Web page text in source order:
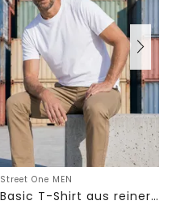
Street One MEN
Basic T-Shirt aus reiner Baumwolle